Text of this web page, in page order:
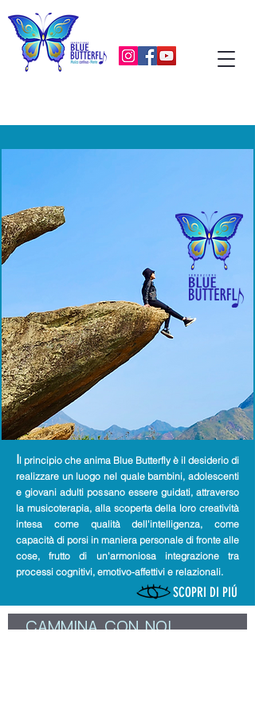
Il principio che anima Blue Butterfly è il desiderio di
realizzare un luogo nel quale bambini, adolescenti
e giovani adulti possano essere guidati, attraverso
la musicoterapia, alla scoperta della loro creatività
intesa come qualità dell'intelligenza, come
capacità di porsi in maniera personale di fronte alle
cose, frutto di un'armoniosa integrazione tra
processi cognitivi, emotivo-affettivi e relazionali.
SCOPRI DI PIÚ
CAMMINA  CON  NOI